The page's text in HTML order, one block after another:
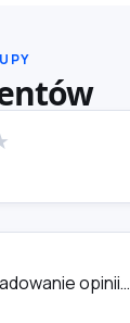
opinii…